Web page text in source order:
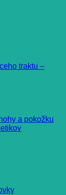
traktu –
a pokožku